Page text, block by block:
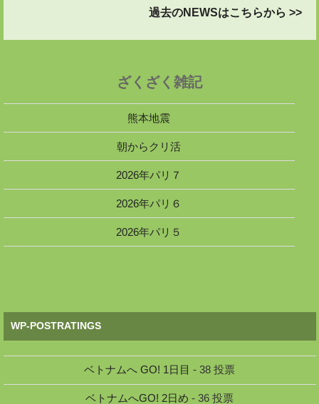
過去のNEWSはこちらから >>
ざくざく雑記
熊本地震
朝からクリ活
2026年パリ７
2026年パリ６
2026年パリ５
WP-POSTRATINGS
ベトナムへ GO! 1日目 - 38 投票
ベトナムへGO! 2日め - 36 投票